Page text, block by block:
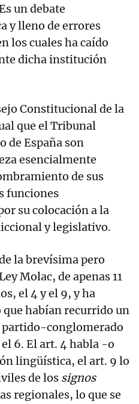
un debate
y lleno de errores
los cuales ha caído
dicha institución
Constitucional de la
que el Tribunal
de España son
esencialmente
de sus
funciones
su colocación a la
y legislativo.
la brevísima pero
Molac, de apenas 11
el 4 y el 9, y ha
habían recurrido un
partido-conglomerado
6. El art. 4 habla -o
lingüística, el art. 9 lo
de los signos
regionales, lo que se